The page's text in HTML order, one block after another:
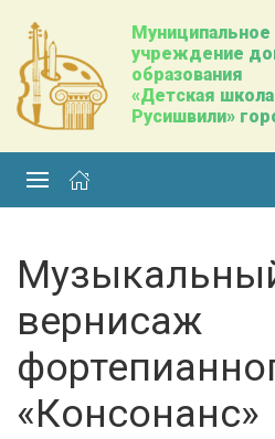
учреждение
образования
«Детская
Русишвили»
вернисаж
«Консонанс»